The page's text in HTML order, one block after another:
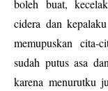
boleh buat,
cidera dan
memupuskan cita-
sudah putus asa
karena menurutku